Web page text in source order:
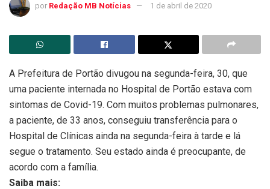
por Redação MB Notícias 1 de abril de 2020
A Prefeitura de Portão divugou na segunda-feira, 30, que
uma paciente internada no Hospital de Portão estava com
sintomas de Covid-19. Com muitos problemas pulmonares,
a paciente, de 33 anos, conseguiu transferência para o
Hospital de Clínicas ainda na segunda-feira à tarde e lá
segue o tratamento. Seu estado ainda é preocupante, de
acordo com a família.
Saiba mais: